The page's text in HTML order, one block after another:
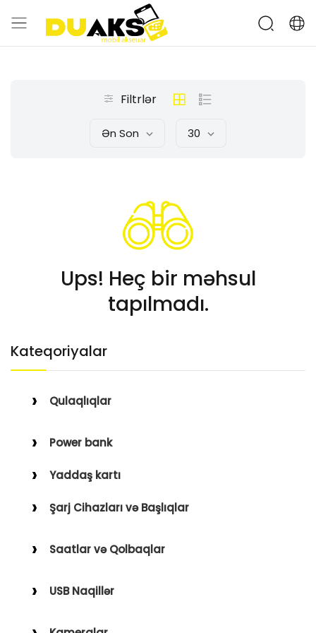
Kateqoriyalar
Qulaqlıqlar
Qulaqüstü
Power bank
Yaddaş kartı
Şarj Cihazları və Başlıqlar
Saatlar və Qolbaqlar
Saat Qolbaqları
USB Naqillər
Filtrlər
Ən Son 30
Ups! Heç bir məhsul
tapılmadı.